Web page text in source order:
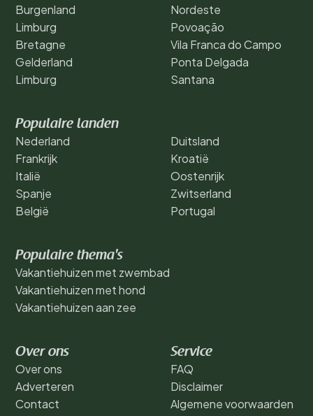
Burgenland
Limburg
Bretagne
Gelderland
Limburg
Nordeste
Povoação
Vila Franca do Campo
Ponta Delgada
Santana
Populaire landen
Nederland
Frankrijk
Italië
Spanje
België
Duitsland
Kroatië
Oostenrijk
Zwitserland
Portugal
Populaire thema's
Vakantiehuizen met zwembad
Vakantiehuizen met hond
Vakantiehuizen aan zee
Over ons
Over ons
Adverteren
Contact
Service
FAQ
Disclaimer
Algemene voorwaarden